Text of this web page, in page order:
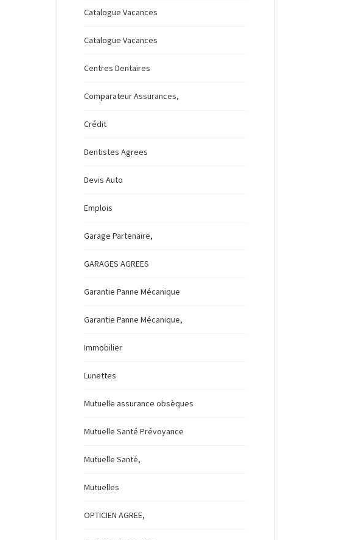
Catalogue Vacances
Catalogue Vacances
Centres Dentaires
Comparateur Assurances,
Crédit
Dentistes Agrees
Devis Auto
Emplois
Garage Partenaire,
GARAGES AGREES
Garantie Panne Mécanique
Garantie Panne Mécanique,
Immobilier
Lunettes
Mutuelle assurance obsèques
Mutuelle Santé Prévoyance
Mutuelle Santé,
Mutuelles
OPTICIEN AGREE,